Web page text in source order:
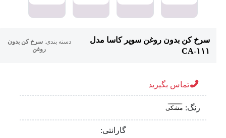
سرخ کن بدون روغن سوپر کاسا مدل
CA-۱۱۱
دسته بندی:سرخ کن بدون
روغن
تماس بگیرید
رنگ: مشکی
گارانتی: